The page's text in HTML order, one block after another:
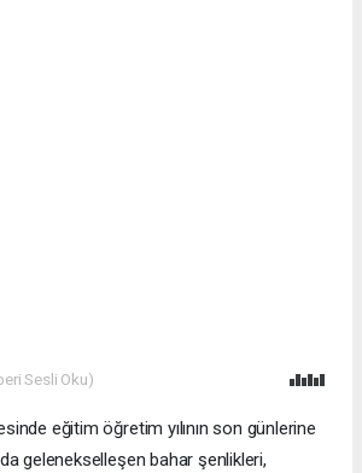
Sesli Oku)
eğitim öğretim yılının son günlerine
gelenekselleşen bahar şenlikleri,